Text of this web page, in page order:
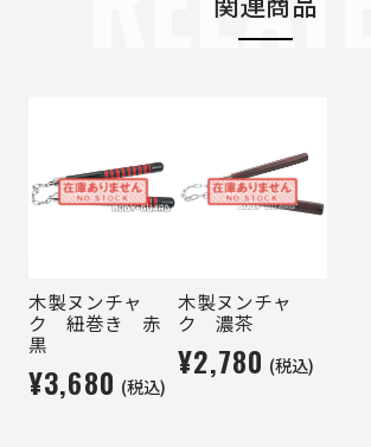
木製ヌンチャ
ク 紐巻き 赤
黒
¥3,680 (税込)
木製ヌンチャ
ク 濃茶
¥2,780 (税込)